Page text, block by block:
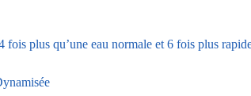
fois plus qu’une eau normale et 6 fois plus